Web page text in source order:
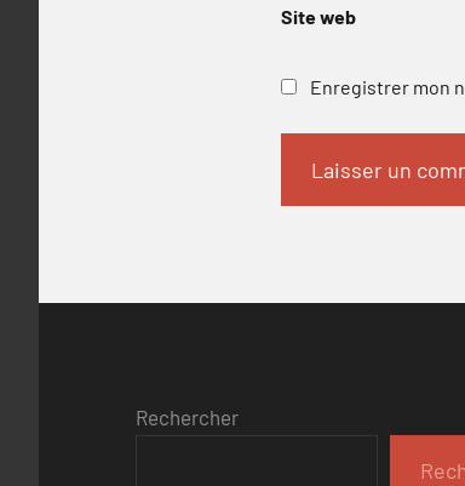
Site web
Enregistrer mon
Rechercher